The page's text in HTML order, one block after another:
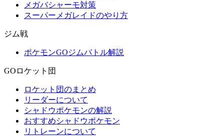
メガバシャーモ対策
スーパーメガレイドのやり方
ジム戦
ポケモンGOジムバトル解説
GOロケット団
ロケット団のまとめ
リーダーについて
シャドウポケモンの解説
おすすめシャドウポケモン
リトレーンについて